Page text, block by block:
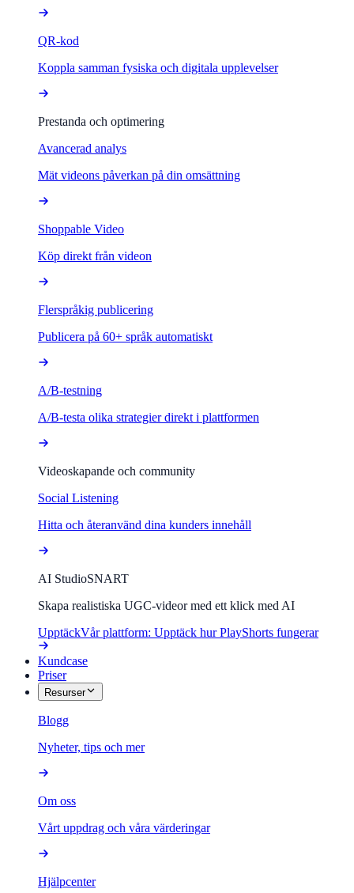
QR-kod
Koppla samman fysiska och digitala upplevelser
Prestanda och optimering
Avancerad analys
Mät videons påverkan på din omsättning
Shoppable Video
Köp direkt från videon
Flerspråkig publicering
Publicera på 60+ språk automatiskt
A/B-testning
A/B-testa olika strategier direkt i plattformen
Videoskapande och community
Social Listening
Hitta och återanvänd dina kunders innehåll
AI StudioSNART
Skapa realistiska UGC-videor med ett klick med AI
UpptäckVår plattform: Upptäck hur PlayShorts fungerar
Kundcase
Priser
Resurser
Blogg
Nyheter, tips och mer
Om oss
Vårt uppdrag och våra värderingar
Hjälpcenter